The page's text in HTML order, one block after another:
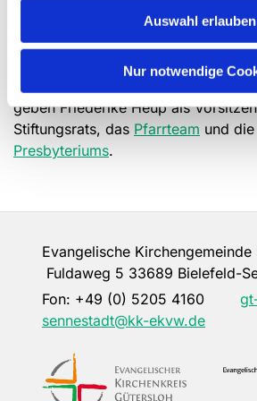
Auswahl erlauben
Nur notwendige
langfristige Perspektive zu geben,
erhalten und ihre Mitglieder von
geben Friederike Heup als
Stiftungsrats, das Pfarrteam und
Presbyteriums.
Evangelische
Fuldaweg 5 33689 Bielefeld-
Fon: +49 (0) 5205 4160
sennestadt@kk-ekvw.de